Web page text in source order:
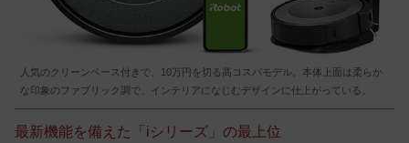
人気のクリーンベース付きで、10万円を切る高コスパモデル。本体上面は柔らか
な印象のファブリック調で、インテリアになじむデザインに仕上がっている。
最新機能を備えた「iシリーズ」の最上位